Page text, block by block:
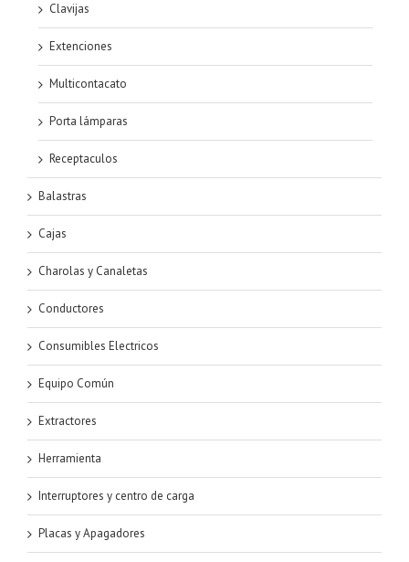
Clavijas
Extenciones
Multicontacato
Porta lámparas
Receptaculos
Balastras
Cajas
Charolas y Canaletas
Conductores
Consumibles Electricos
Equipo Común
Extractores
Herramienta
Interruptores y centro de carga
Placas y Apagadores